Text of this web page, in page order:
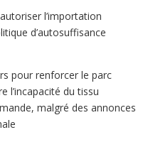
l’importation
d’autosuffisance
pour renforcer le parc
l’incapacité du tissu
malgré des annonces